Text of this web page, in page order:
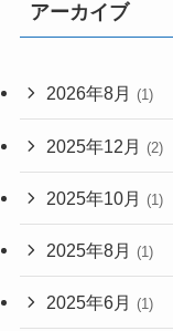
アーカイブ
2026年8月 (1)
2025年12月 (2)
2025年10月 (1)
2025年8月 (1)
2025年6月 (1)